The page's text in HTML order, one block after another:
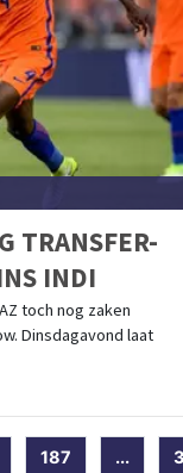
TRANSFER-
INDI
toch nog zaken
Dinsdagavond laat
187 ...